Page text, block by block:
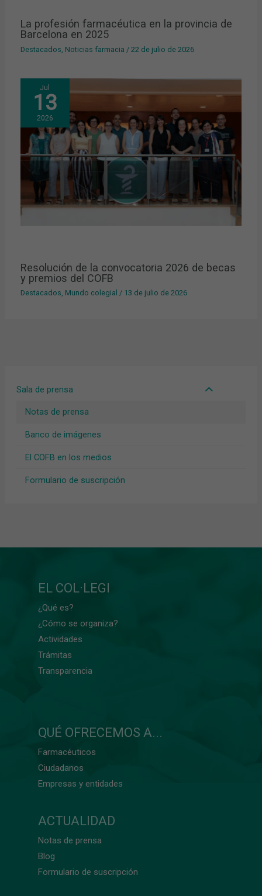
Sala de prensa
Notas de prensa
Banco de imágenes
El COFB en los medios
Formulario de suscripción
La profesión farmacéutica en la provincia de
Barcelona en 2025
Destacados Noticias farmacia /22 de julio de 2026
Jul
13
2026
Resolución de la convocatoria 2026 de becas
y premios del COFB
Destacados, Mundo colegial / 13 de julio de 2026
EL COL·LEGI
¿Qué es?
¿Cómo se organiza?
Actividades
Trámitas
Transparencia
QUÉ OFRECEMOS A...
Farmacéuticos
Ciudadanos
Empresas y entidades
ACTUALIDAD
Notas de prensa
Blog
Formulario de suscripción